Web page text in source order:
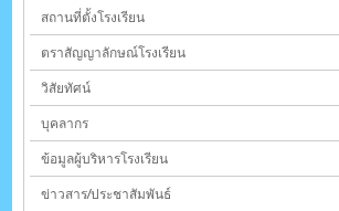
สถานที่ตั้งโรงเรียน
ตราสัญญาลักษณ์โรงเรียน
วิสัยทัศน์
บุคลากร
ข้อมูลผู้บริหารโรงเรียน
ข่าวสาร/ประชาสัมพันธ์